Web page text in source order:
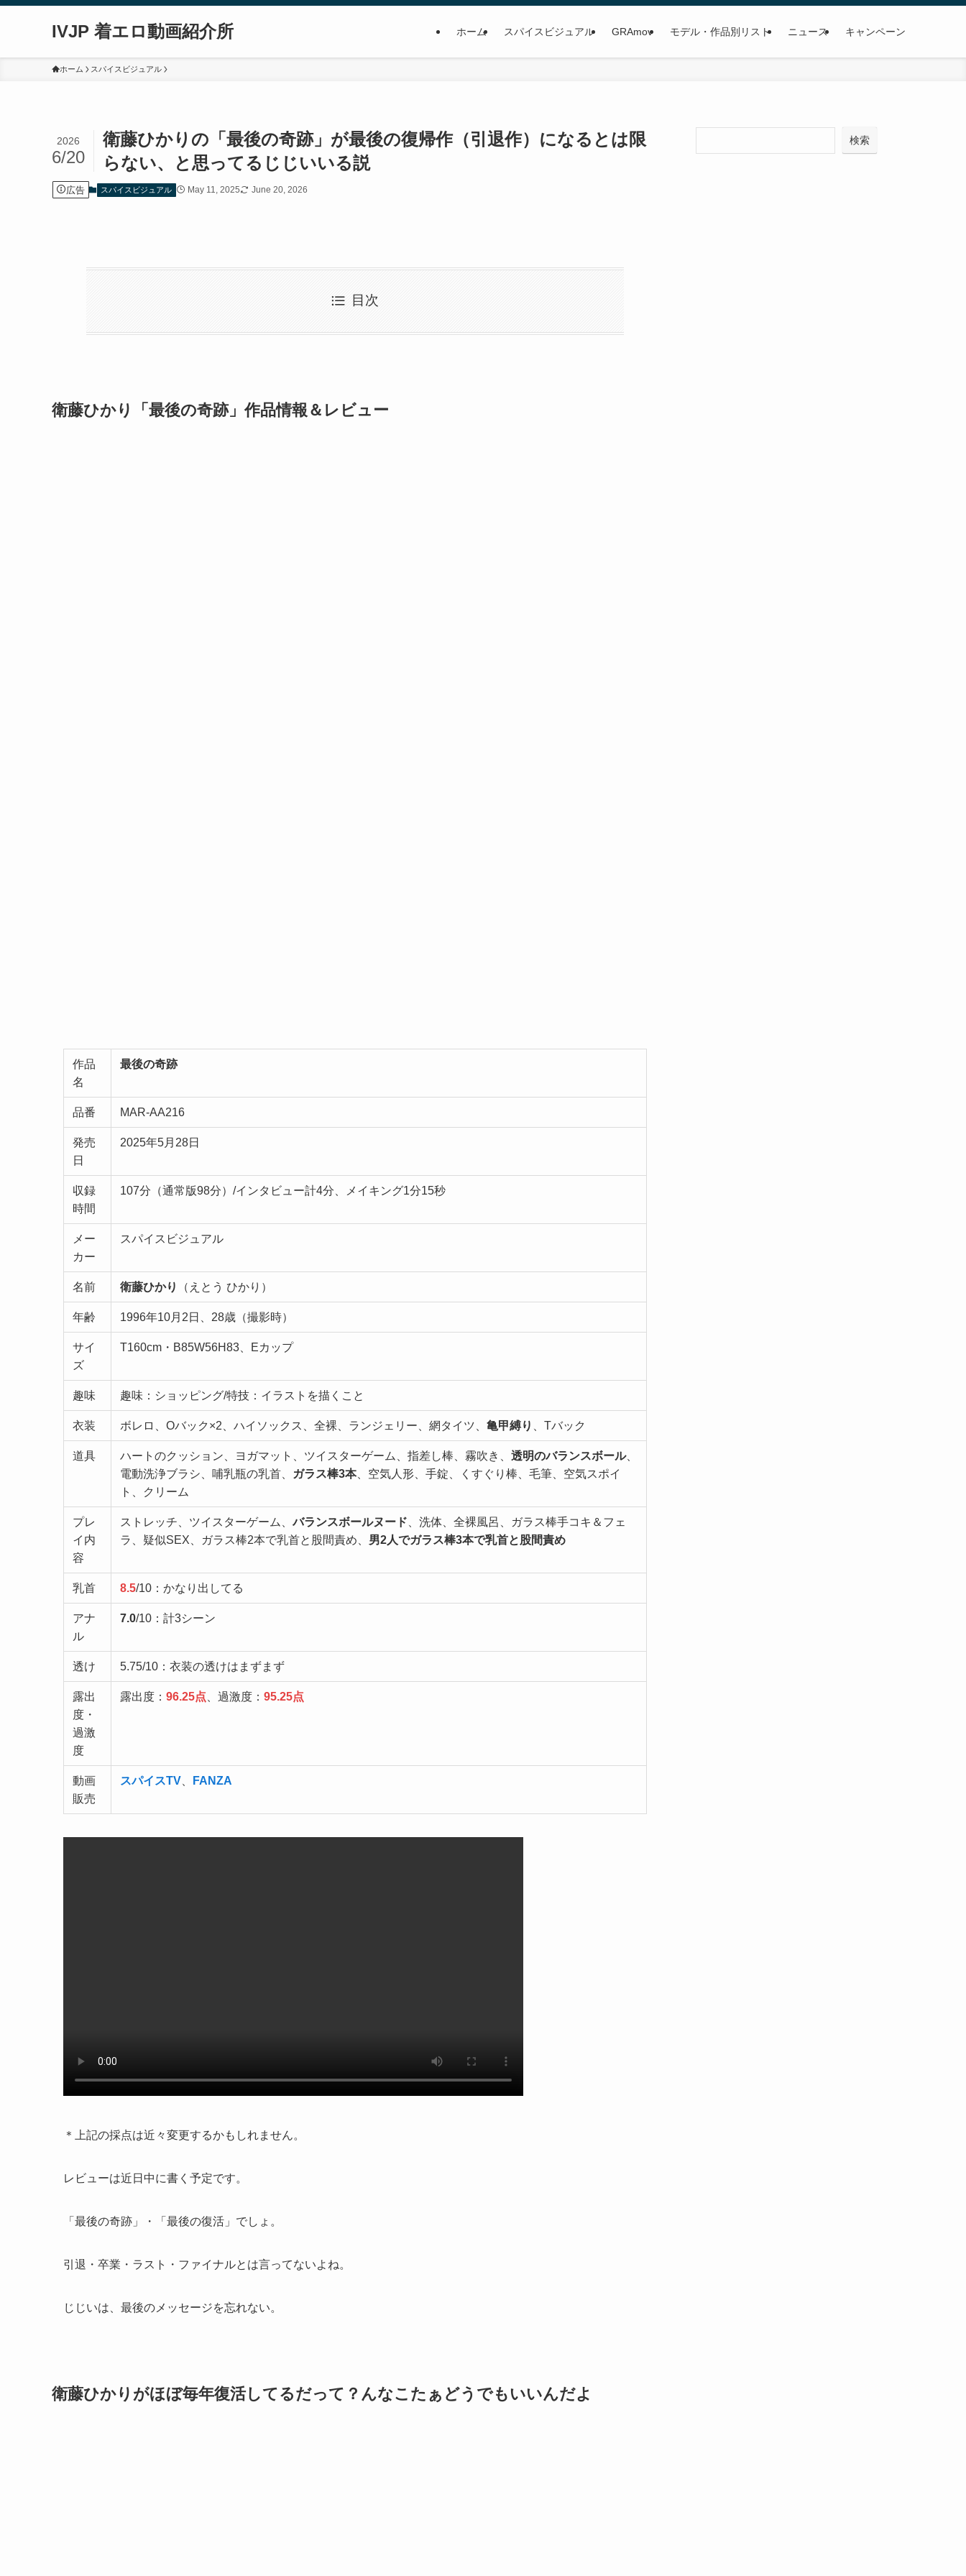
IVJP 着エロ動画紹介所 ホーム スパイスビジュアル GRAmov モデル・作品別リスト ニュース キャンペーン
ホーム スパイスビジュアル
衛藤ひかりの「最後の奇跡」が最後の復帰作（引退作）になるとは限
らない、と思ってるじじいいる説
2026
6/20
広告 スパイスビジュアル May 11, 2025 June 20, 2026
目次
衛藤ひかり「最後の奇跡」作品情報＆レビュー
作品
名
最後の奇跡
品番 MAR-AA216
発売
日
2025年5月28日
収録
時間
107分（通常版98分）/インタビュー計4分、メイキング1分15秒
メー
カー
スパイスビジュアル
名前 衛藤ひかり （えとう ひかり）
年齢 1996年10月2日、28歳（撮影時）
サイ
ズ
T160cm・B85W56H83、Eカップ
趣味 趣味：ショッピング/特技：イラストを描くこと
衣装 ボレロ、Oバック×2、ハイソックス、全裸、ランジェリー、網タイツ、 亀甲縛り 、Tバック
道具 ハートのクッション、ヨガマット、ツイスターゲーム、指差し棒、霧吹き、 透明のバランスボール、
電動洗浄ブラシ、哺乳瓶の乳首、
ガラス棒3本、空気人形、手錠、くすぐり棒、毛筆、空気スポイ
ト、クリーム
プレ
イ内
容
ストレッチ、ツイスターゲーム、バランスボールヌード 、洗体、全裸風呂、ガラス棒手コキ＆フェ
ラ、疑似SEX、ガラス棒2本で乳首と股間責め、 男2人でガラス棒3本で乳首と股間責め
乳首 8.5/10：かなり出してる
アナ
ル
7.0/10：計3シーン
透け 5.75/10：衣装の透けはまずまず
露出
度・
過激
度
露出度： 96.25点 、過激度： 95.25点
動画
販売
スパイスTV FANZA
＊上記の採点は近々変更するかもしれません。
レビューは近日中に書く予定です。
「最後の奇跡」・「最後の復活」でしょ。
引退・卒業・ラスト・ファイナルとは言ってないよね。
じじいは、最後のメッセージを忘れない。
衛藤ひかりがほぼ毎年復活してるだって？んなこたぁどうでもいいんだよ
索
検索